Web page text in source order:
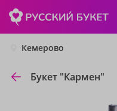
Кемерово
Букет "Кармен"